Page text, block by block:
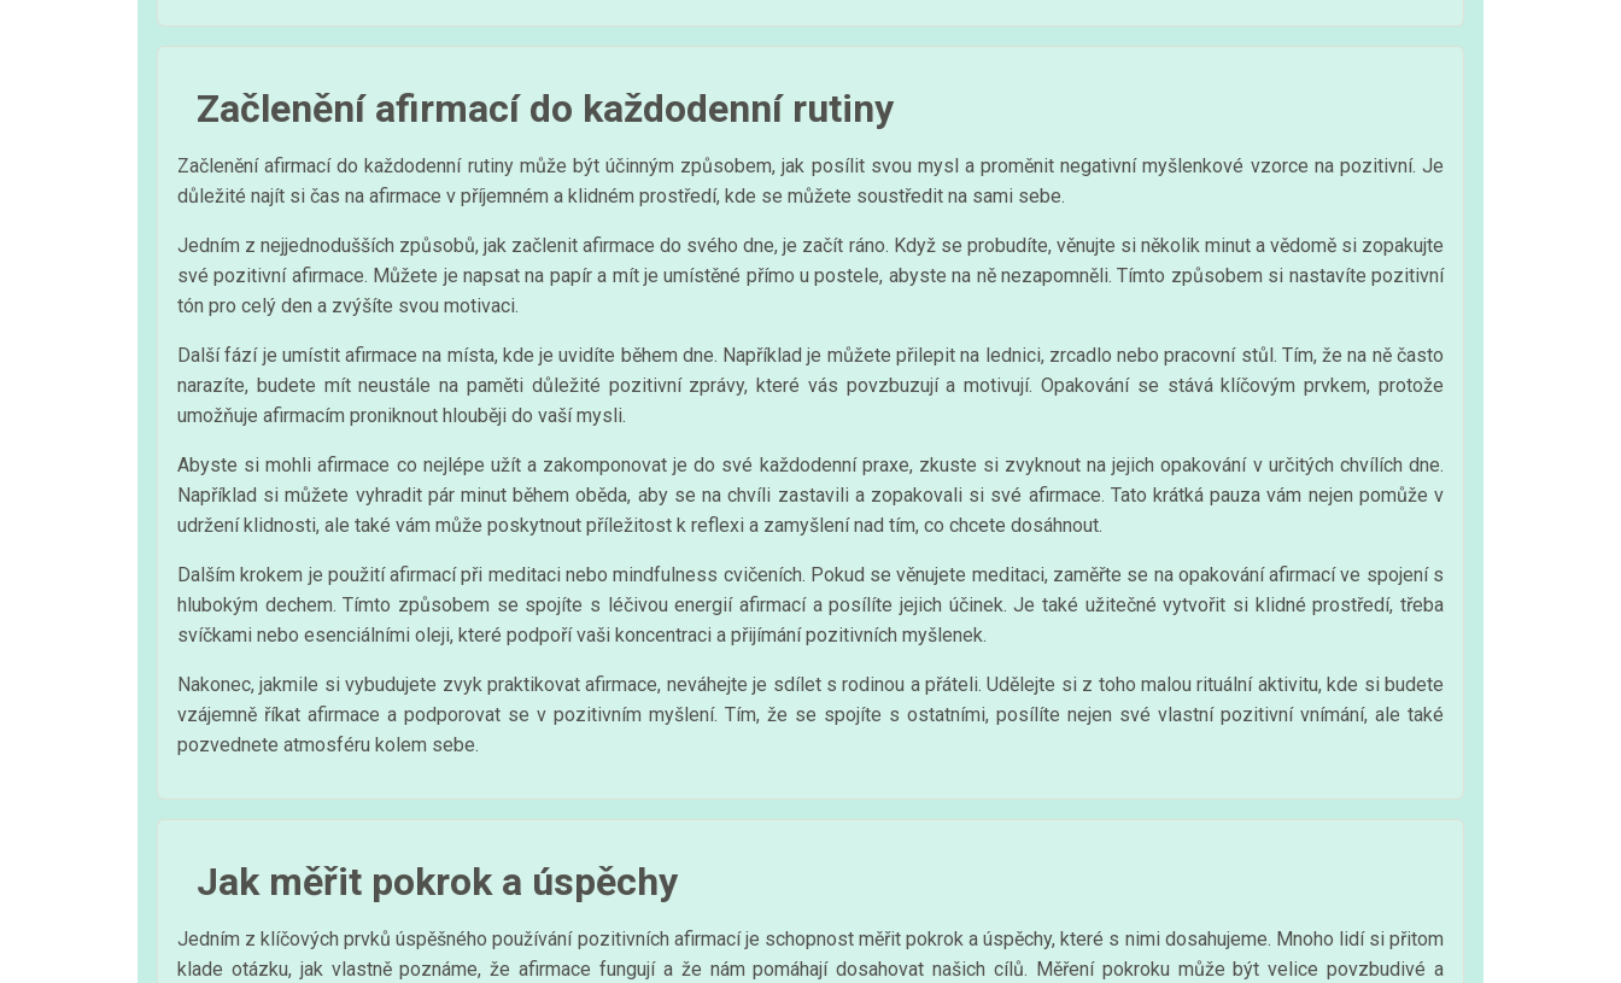
Začlenění afirmací do každodenní rutiny
Začlenění afirmací do každodenní rutiny může být účinným způsobem, jak posílit svou mysl a proměnit negativní myšlenkové vzorce na pozitivní. Je
důležité najít si čas na afirmace v příjemném a klidném prostředí, kde se můžete soustředit na sami sebe.
Jedním z nejjednodušších způsobů, jak začlenit afirmace do svého dne, je začít ráno. Když se probudíte, věnujte si několik minut a vědomě si zopakujte
své pozitivní afirmace. Můžete je napsat na papír a mít je umístěné přímo u postele, abyste na ně nezapomněli. Tímto způsobem si nastavíte pozitivní
tón pro celý den a zvýšíte svou motivaci.
Další fází je umístit afirmace na místa, kde je uvidíte během dne. Například je můžete přilepit na lednici, zrcadlo nebo pracovní stůl. Tím, že na ně často
narazíte, budete mít neustále na paměti důležité pozitivní zprávy, které vás povzbuzují a motivují. Opakování se stává klíčovým prvkem, protože
umožňuje afirmacím proniknout hlouběji do vaší mysli.
Abyste si mohli afirmace co nejlépe užít a zakomponovat je do své každodenní praxe, zkuste si zvyknout na jejich opakování v určitých chvílích dne.
Například si můžete vyhradit pár minut během oběda, aby se na chvíli zastavili a zopakovali si své afirmace. Tato krátká pauza vám nejen pomůže v
udržení klidnosti, ale také vám může poskytnout příležitost k reflexi a zamyšlení nad tím, co chcete dosáhnout.
Dalším krokem je použití afirmací při meditaci nebo mindfulness cvičeních. Pokud se věnujete meditaci, zaměřte se na opakování afirmací ve spojení s
hlubokým dechem. Tímto způsobem se spojíte s léčivou energií afirmací a posílíte jejich účinek. Je také užitečné vytvořit si klidné prostředí, třeba
svíčkami nebo esenciálními oleji, které podpoří vaši koncentraci a přijímání pozitivních myšlenek.
Nakonec, jakmile si vybudujete zvyk praktikovat afirmace, neváhejte je sdílet s rodinou a přáteli. Udělejte si z toho malou rituální aktivitu, kde si budete
vzájemně říkat afirmace a podporovat se v pozitivním myšlení. Tím, že se spojíte s ostatními, posílíte nejen své vlastní pozitivní vnímání, ale také
pozvednete atmosféru kolem sebe.
Jak měřit pokrok a úspěchy
Jedním z klíčových prvků úspěšného používání pozitivních afirmací je schopnost měřit pokrok a úspěchy, které s nimi dosahujeme. Mnoho lidí si přitom
klade otázku, jak vlastně poznáme, že afirmace fungují a že nám pomáhají dosahovat našich cílů. Měření pokroku může být velice povzbudivé a